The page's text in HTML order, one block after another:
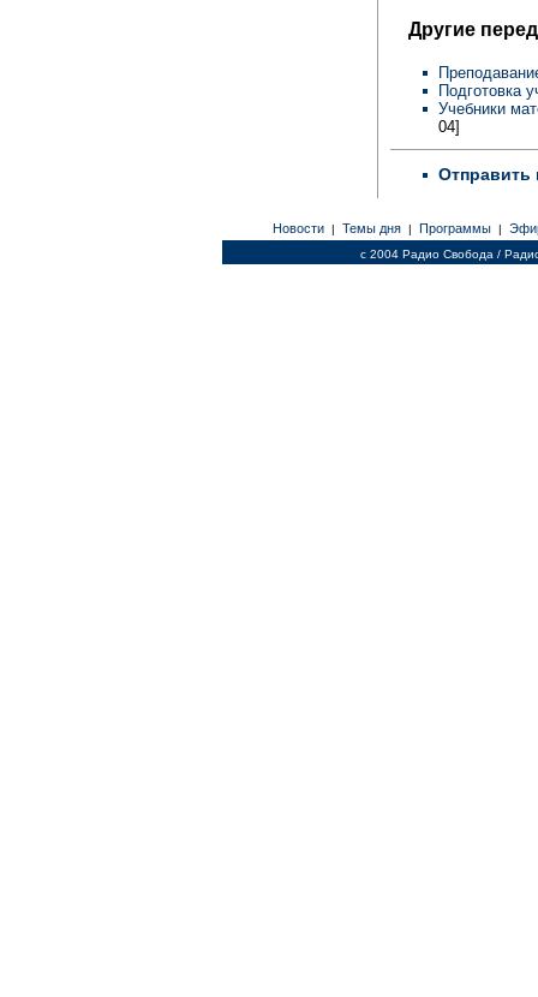
Другие
Подготовка
Учебники
04]
Отправить
Новости | Темы дня | Программы |
c 2004 Радио Свобода /